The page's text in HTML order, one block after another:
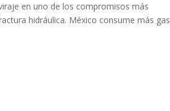
en uno de los compromisos más
hidráulica. México consume más gas